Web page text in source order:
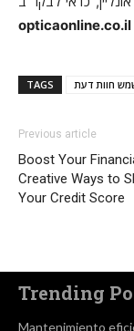
opticaonline.co.il
TAGS חוות דעת
Previous article
Boost Your
Creative Ways to
Your Credit Score
Trending
Mantenimiento